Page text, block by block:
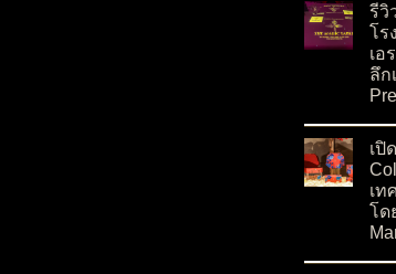
รีวิ
โร
เอ
ลึก
เปิ
เท
โด